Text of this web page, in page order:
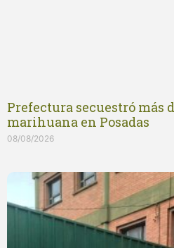
Prefectura secuestró más
marihuana en Posadas
08/08/2026